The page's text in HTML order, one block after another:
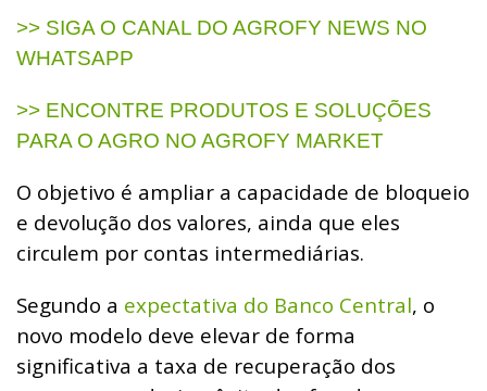
>> SIGA O CANAL DO AGROFY NEWS NO
WHATSAPP
>> ENCONTRE PRODUTOS E SOLUÇÕES
PARA O AGRO NO AGROFY MARKET
O objetivo é ampliar a capacidade de bloqueio
e devolução dos valores, ainda que eles
circulem por contas intermediárias.
Segundo a expectativa do Banco Central, o
novo modelo deve elevar de forma
significativa a taxa de recuperação dos